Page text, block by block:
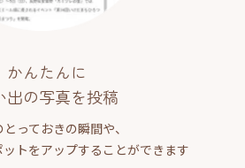
かんたんに
出の写真を投稿
っておきの瞬間や、
トをアップすることができます